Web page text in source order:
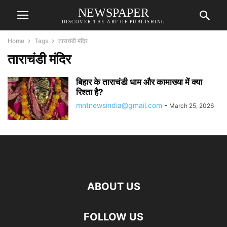
NEWSPAPER
DISCOVER THE ART OF PUBLISHING
Home Tags ताराचंडी मंदिर
ताराचंडी मंदिर
बिहार के ताराचंडी धाम और कामाख्या में क्या
रिश्ता है?
mntnewsindia@gmail.com - March 25, 2026
ABOUT US
FOLLOW US